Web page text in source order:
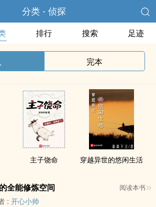
分类 - 侦探
排行 搜索 足迹
完本
主子饶命 穿越异世的悠闲生活
全能修炼空间 阅读本书
: 开心小帅